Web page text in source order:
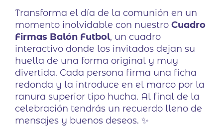
Transforma el día de la comunión en un
momento inolvidable con nuestro Cuadro
Firmas Balón Futbol, un cuadro
interactivo donde los invitados dejan su
huella de una forma original y muy
divertida. Cada persona firma una ficha
redonda y la introduce en el marco por la
ranura superior tipo hucha. Al final de la
celebración tendrás un recuerdo lleno de
mensajes y buenos deseos. ✨